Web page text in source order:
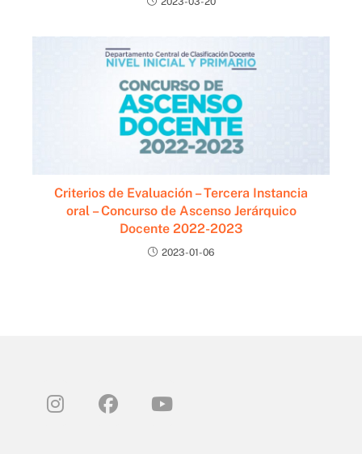
Criterios de Evaluación – Tercera Instancia
oral – Concurso de Ascenso Jerárquico
Docente 2022-2023
2023-01-06